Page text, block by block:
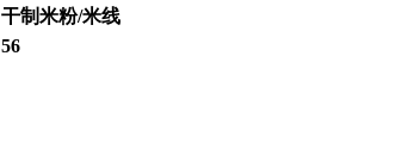
干制米粉/米线
56